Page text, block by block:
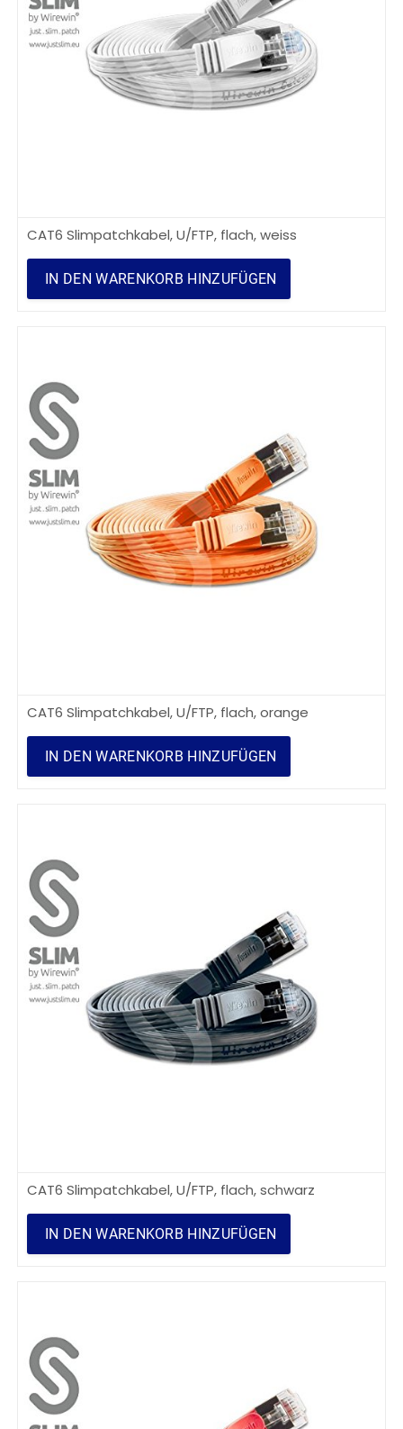
CAT6 Slimpatchkabel, U/FTP, flach, weiss
IN DEN WARENKORB HINZUFÜGEN
CAT6 Slimpatchkabel, U/FTP, flach, orange
IN DEN WARENKORB HINZUFÜGEN
CAT6 Slimpatchkabel, U/FTP, flach, schwarz
IN DEN WARENKORB HINZUFÜGEN